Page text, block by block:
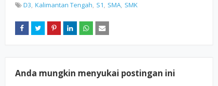
D3 Kalimantan Tengah S1 SMA SMK
Anda mungkin menyukai postingan ini